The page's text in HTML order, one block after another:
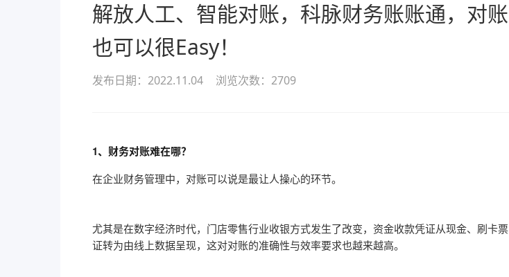
解放人工、智能对账，科脉财务账账通，对账
也可以很Easy！
发布日期：2022.11.04 浏览次数： 2709
1、财务对账难在哪？
在企业财务管理中，对账可以说是最让人操心的环节。
尤其是在数字经济时代，门店零售行业收银方式发生了改变，资金收款凭证从现金、刷卡票
证转为由线上数据呈现，这对对账的准确性与效率要求也越来越高。